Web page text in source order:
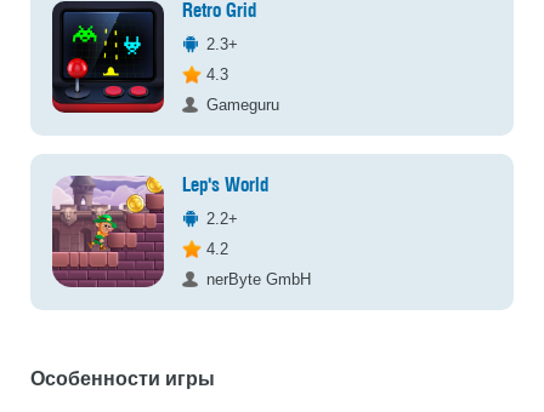
Retro Grid
2.3+
4.3
Gameguru
Lep's World
2.2+
4.2
nerByte GmbH
Особенности игры